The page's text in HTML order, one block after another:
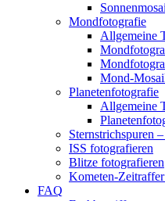
Mondfotografie
Allgemeine
Mond-
Planetenfotografie
Allgemeine
Sternstrichspuren
ISS fotografieren
Blitze fotografieren
Kometen-Zeitraffer
FAQ